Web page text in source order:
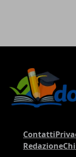
Contatti
Redazione